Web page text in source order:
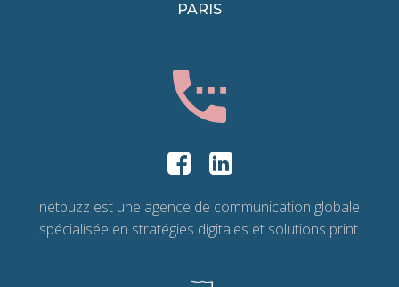
PARIS
netbuzz est une agence de communication globale
spécialisée en stratégies digitales et solutions print.